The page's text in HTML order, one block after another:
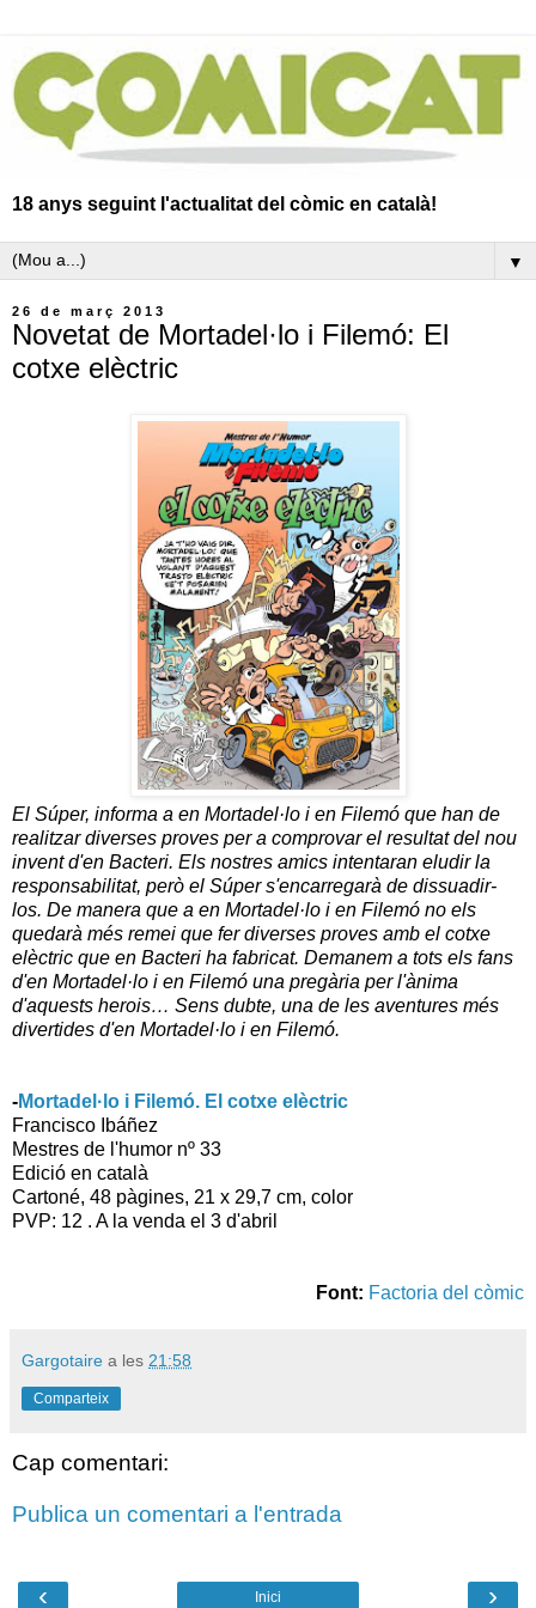
18 anys seguint l'actualitat del còmic en català!
▼
26 de març 2013
Novetat de Mortadel·lo i Filemó: El
cotxe elèctric
El Súper, informa a en Mortadel·lo i en Filemó que han de
realitzar diverses proves per a comprovar el resultat del nou
invent d'en Bacteri. Els nostres amics intentaran eludir la
responsabilitat, però el Súper s'encarregarà de dissuadir-
los. De manera que a en Mortadel·lo i en Filemó no els
quedarà més remei que fer diverses proves amb el cotxe
elèctric que en Bacteri ha fabricat. Demanem a tots els fans
d'en Mortadel·lo i en Filemó una pregària per l'ànima
d'aquests herois… Sens dubte, una de les aventures més
divertides d'en Mortadel·lo i en Filemó.
-Mortadel·lo i Filemó. El cotxe elèctric
Francisco Ibáñez
Mestres de l'humor nº 33
Edició en català
Cartoné, 48 pàgines, 21 x 29,7 cm, color
PVP: 12 . A la venda el 3 d'abril
Font: Factoria del còmic
Gargotaire a les 21:58
Comparteix
Cap comentari:
Publica un comentari a l'entrada
‹ ›
Inici